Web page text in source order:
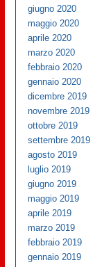
giugno 2020
maggio 2020
aprile 2020
marzo 2020
febbraio 2020
gennaio 2020
dicembre 2019
novembre 2019
ottobre 2019
settembre 2019
agosto 2019
luglio 2019
giugno 2019
maggio 2019
aprile 2019
marzo 2019
febbraio 2019
gennaio 2019